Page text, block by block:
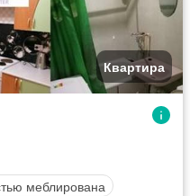
Квартира
меблирована